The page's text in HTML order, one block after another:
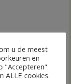
u de meest
en
"Accepteren"
ALLE cookies.